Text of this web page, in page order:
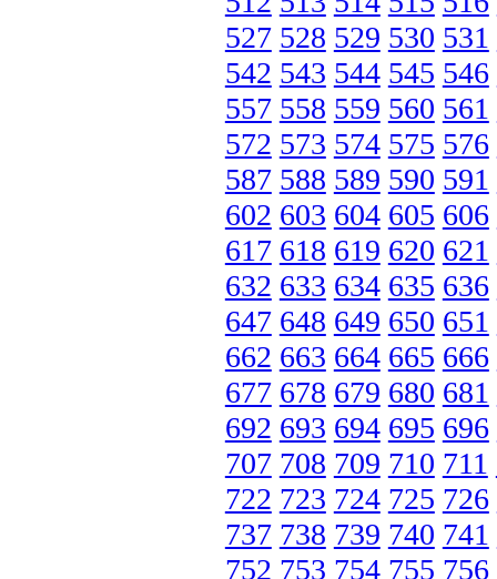
527 528 529 530 531
542 543 544 545 546
557 558 559 560 561
572 573 574 575 576
587 588 589 590 591
602 603 604 605 606
617 618 619 620 621
632 633 634 635 636
647 648 649 650 651
662 663 664 665 666
677 678 679 680 681
692 693 694 695 696
707 708 709 710 711
722 723 724 725 726
737 738 739 740 741
752 753 754 755 756